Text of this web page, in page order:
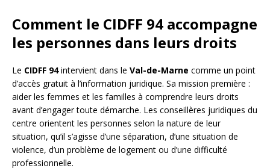
Comment le CIDFF 94 accompagne
les personnes dans leurs droits
Le CIDFF 94intervient dans le Val-de-Marne comme un point
d’accès gratuit à l’information juridique. Sa mission première :
aider les femmes et les familles à comprendre leurs droits
avant d’engager toute démarche. Les conseillères juridiques du
centre orientent les personnes selon la nature de leur
situation, qu’il s’agisse d’une séparation, d’une situation de
violence, d’un problème de logement ou d’une difficulté
professionnelle.